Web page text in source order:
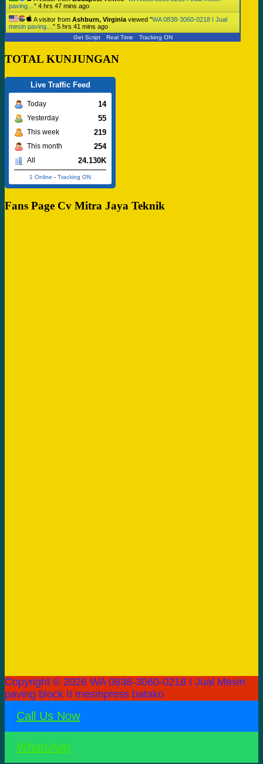
paving… " 4 hrs 47 mins ago
A visitor from Ashburn, Virginia viewed "WA 0838-3060-0218 I Jual
mesin paving… " 5 hrs 41 mins ago
Get Script Real Time Tracking ON
TOTAL KUNJUNGAN
Live Traffic Feed
Today 14
Yesterday 55
This week 219
This month 254
All 24.130K
1 Online - Tracking ON
Fans Page Cv Mitra Jaya Teknik
Copyright © 2026 WA 0838-3060-0218 I Jual Mesin
paving block II mesinpress batako
Call Us Now
WhatsApp